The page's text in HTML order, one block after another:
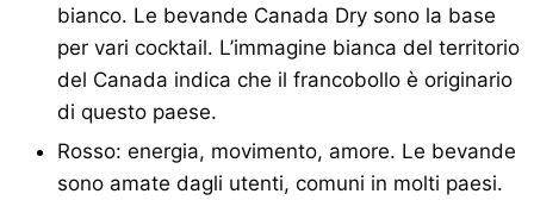
bianco. Le bevande Canada Dry sono la base
per vari cocktail. L’immagine bianca del territorio
del Canada indica che il francobollo è originario
di questo paese.
Rosso: energia, movimento, amore. Le bevande
sono amate dagli utenti, comuni in molti paesi.